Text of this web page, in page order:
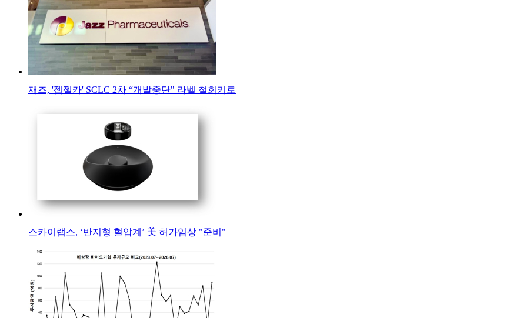
재즈, '젭젤카' SCLC 2차 “개발중단" 라벨 철회키로
스카이랩스, ‘반지형 혈압계’ 美 허가임상 "준비"